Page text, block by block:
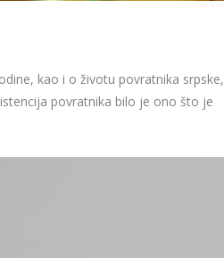
kao i o životu povratnika srpske,
povratnika bilo je ono što je